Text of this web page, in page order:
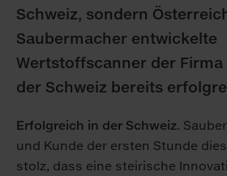
Schweiz, sondern
Saubermacher entwickelte
Wertstoffscanner der Firma
der Schweiz bereits
Erfolgreich in der Schweiz.
und Kunde der ersten Stunde
stolz, dass eine steirische